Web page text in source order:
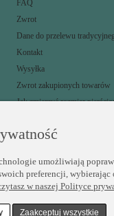
FAQ
Zwrot
Dane do przelewu
Kontakt
Wysyłka
Zwrot zakupionych towarów
Jak zmierzyć rozmiar
umożliwiają
preferencji, wybierając
w naszej Polityce
Zaakceptuj wszystkie